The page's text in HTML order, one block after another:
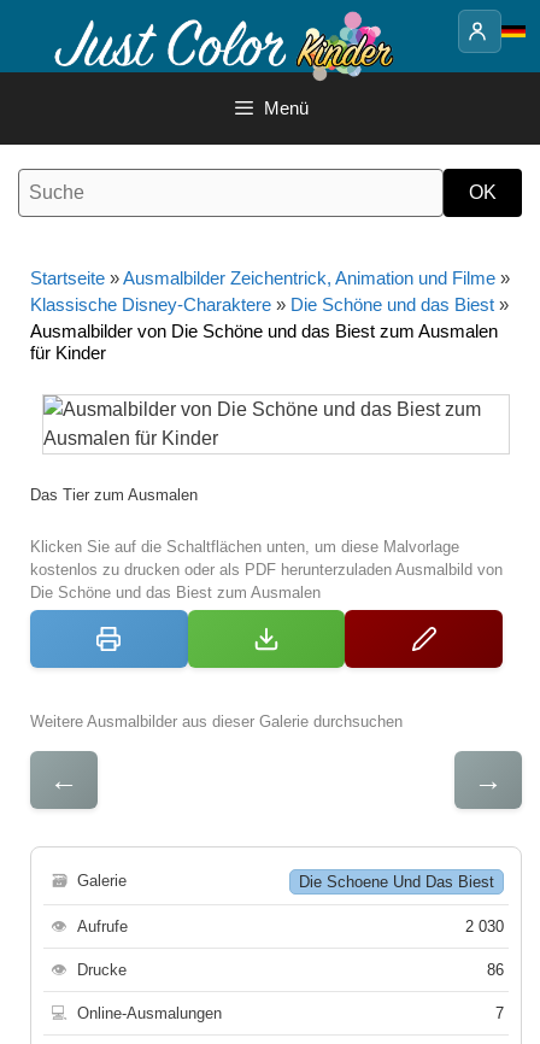
Inhalt
Menü
Startseite »Ausmalbilder Zeichentrick, Animation und Filme »
Klassische Disney-Charaktere » Die Schöne und das Biest »
Ausmalbilder von Die Schöne und das Biest zum Ausmalen
für Kinder
Das Tier zum Ausmalen
Klicken Sie auf die Schaltflächen unten, um diese Malvorlage
kostenlos zu drucken oder als PDF herunterzuladen Ausmalbild von
Die Schöne und das Biest zum Ausmalen
Weitere Ausmalbilder aus dieser Galerie durchsuchen
← →
🗃 Galerie Die Schoene Und Das Biest
👁 Aufrufe 2 030
👁 Drucke 86
💻 Online-Ausmalungen 7